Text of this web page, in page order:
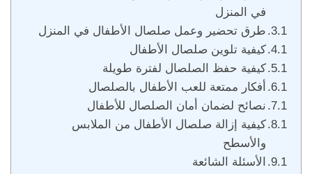
في المنزل
طرق تحضير وعمل صلصال الأطفال في المنزل
كيفية تلوين صلصال الأطفال
كيفية حفظ الصلصال لفترة طويلة
أفكار ممتعة للعب الأطفال بالصلصال
نصائح لضمان أمان الصلصال للأطفال
كيفية إزالة صلصال الأطفال من الملابس
والأسطح
الأسئلة الشائعة